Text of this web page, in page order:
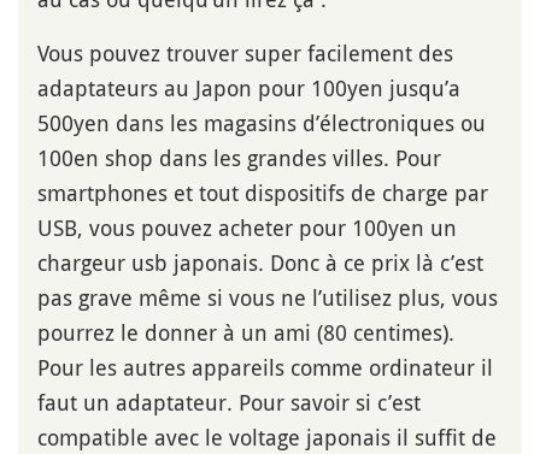
Vous pouvez trouver super facilement des
adaptateurs au Japon pour 100yen jusqu’a
500yen dans les magasins d’électroniques ou
100en shop dans les grandes villes. Pour
smartphones et tout dispositifs de charge par
USB, vous pouvez acheter pour 100yen un
chargeur usb japonais. Donc à ce prix là c’est
pas grave même si vous ne l’utilisez plus, vous
pourrez le donner à un ami (80 centimes).
Pour les autres appareils comme ordinateur il
faut un adaptateur. Pour savoir si c’est
compatible avec le voltage japonais il suffit de